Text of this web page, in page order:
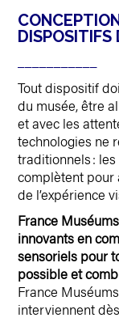
DISPOSITIFS
Tout dispositif
du musée, être
et avec les
technologies ne
traditionnels :
complètent pour
de l’expérience
France
innovants en
sensoriels pour
possible et
France
interviennent